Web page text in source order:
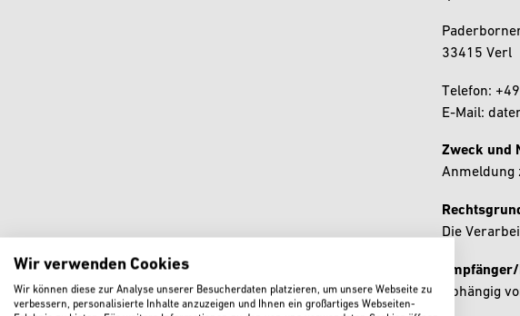
33415 Verl
Telefon:
E-Mail:
Zweck und
Die
Abhängig
Wir verwenden Cookies
Wir können diese zur Analyse unserer Besucherdaten platzieren, um unsere Webseite zu
verbessern, personalisierte Inhalte anzuzeigen und Ihnen ein großartiges Webseiten-